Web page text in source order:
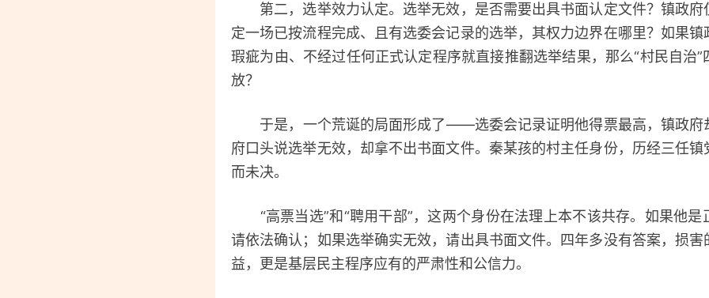
第二，选举效力认定。选举无效，是否需要出具书面认定文件？镇政府
定一场已按流程完成、且有选委会记录的选举，其权力边界在哪里？如果
瑕疵为由、不经过任何正式认定程序就直接推翻选举结果，那么“村民自治
放？
于是，一个荒诞的局面形成了——选委会记录证明他得票最高，镇政府
府口头说选举无效，却拿不出书面文件。秦某孩的村主任身份，历经三任
而未决。
“高票当选”和“聘用干部”，这两个身份在法理上本不该共存。如果他是
请依法确认；如果选举确实无效，请出具书面文件。四年多没有答案，损
益，更是基层民主程序应有的严肃性和公信力。